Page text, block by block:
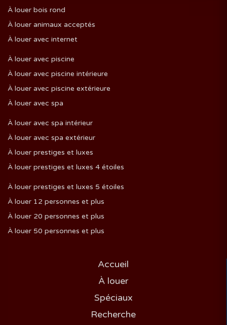
À louer bois rond
À louer animaux acceptés
À louer avec internet
À louer avec piscine
À louer avec piscine intérieure
À louer avec piscine extérieure
À louer avec spa
À louer avec spa intérieur
À louer avec spa extérieur
À louer prestiges et luxes
À louer prestiges et luxes 4 étoiles
À louer prestiges et luxes 5 étoiles
À louer 12 personnes et plus
À louer 20 personnes et plus
À louer 50 personnes et plus
Accueil
À louer
Spéciaux
Recherche